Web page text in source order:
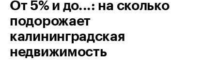
От 5% и до...: на сколько
подорожает
калининградская
недвижимость